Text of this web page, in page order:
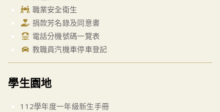
職業安全衛生
捐款芳名錄及同意書
電話分機號碼一覽表
教職員汽機車停車登記
學生園地
112學年度一年級新生手冊